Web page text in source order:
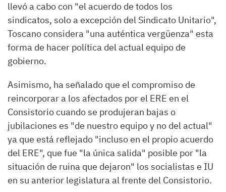
llevó a cabo con "el acuerdo de todos los
sindicatos, solo a excepción del Sindicato Unitario",
Toscano considera "una auténtica vergüenza" esta
forma de hacer política del actual equipo de
gobierno.
Asimismo, ha señalado que el compromiso de
reincorporar a los afectados por el ERE en el
Consistorio cuando se produjeran bajas o
jubilaciones es "de nuestro equipo y no del actual"
ya que está reflejado "incluso en el propio acuerdo
del ERE", que fue "la única salida" posible por "la
situación de ruina que dejaron" los socialistas e IU
en su anterior legislatura al frente del Consistorio.